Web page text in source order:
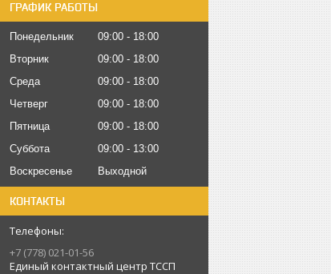
ГРАФИК РАБОТЫ
Понедельник 09:00
18:00
Вторник
09:00
18:00
Среда
09:00
18:00
Четверг
09:00
18:00
Пятница
09:00
18:00
Суббота
09:00
13:00
Воскресенье
Выходной
КОНТАКТЫ
+7 (778) 021-01-56
Единый контактный центр ТССП